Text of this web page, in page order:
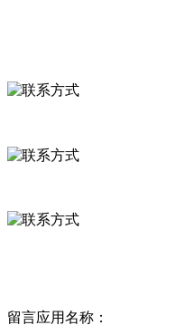
留言应用名称：